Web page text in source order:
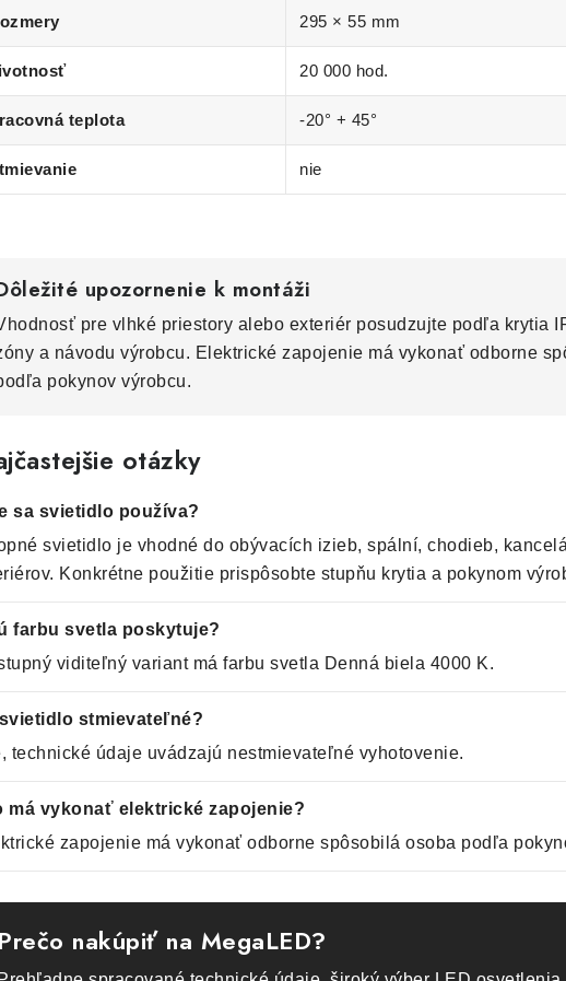
295 × 55 mm
20 000 hod.
teplota -20° + 45°
nie
upozornenie k montáži
pre vlhké priestory alebo exteriér posudzujte podľa krytia
a návodu výrobcu. Elektrické zapojenie má vykonať odborne
pokynov výrobcu.
otázky
sa svietidlo používa?
svietidlo je vhodné do obývacích izieb, spální, chodieb,
Konkrétne použitie prispôsobte stupňu krytia a pokynom
farbu svetla poskytuje?
viditeľný variant má farbu svetla Denná biela 4000 K.
stmievateľné?
technické údaje uvádzajú nestmievateľné vyhotovenie.
má vykonať elektrické zapojenie?
zapojenie má vykonať odborne spôsobilá osoba podľa
Prečo nakúpiť na MegaLED?